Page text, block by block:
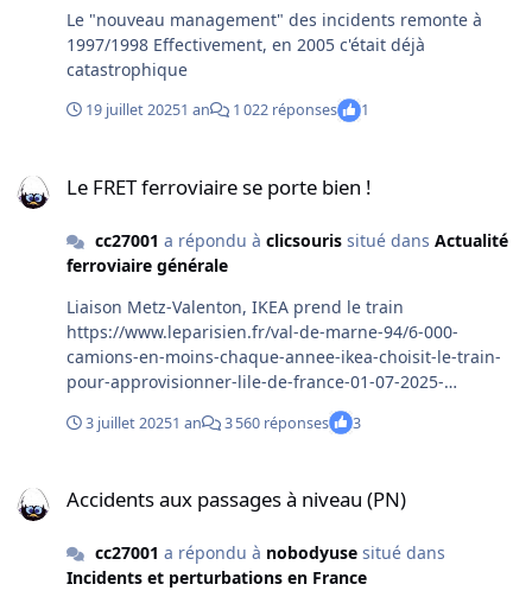
Le "nouveau management" des incidents remonte à
1997/1998 Effectivement, en 2005 c'était déjà
catastrophique
19 juillet 20251 an 1 022 réponses 1
Le FRET ferroviaire se porte bien !
cc27001 a répondu à clicsourissitué dans Actualité
ferroviaire générale
Liaison Metz-Valenton, IKEA prend le train
https://www.leparisien.fr/val-de-marne-94/6-000-
camions-en-moins-chaque-annee-ikea-choisit-le-train-
pour-approvisionner-lile-de-france-01-07-2025-
KRRRQ6R3T5A7DE7Q4TEIRMVZT4.php (6000 camions
par an ça fait 20 camions par jour ouvré 😉 )
3 juillet 20251 an 3 560 réponses 3
Accidents aux passages à niveau (PN)
cc27001 a répondu à nobodyusesitué dans
Incidents et perturbations en France